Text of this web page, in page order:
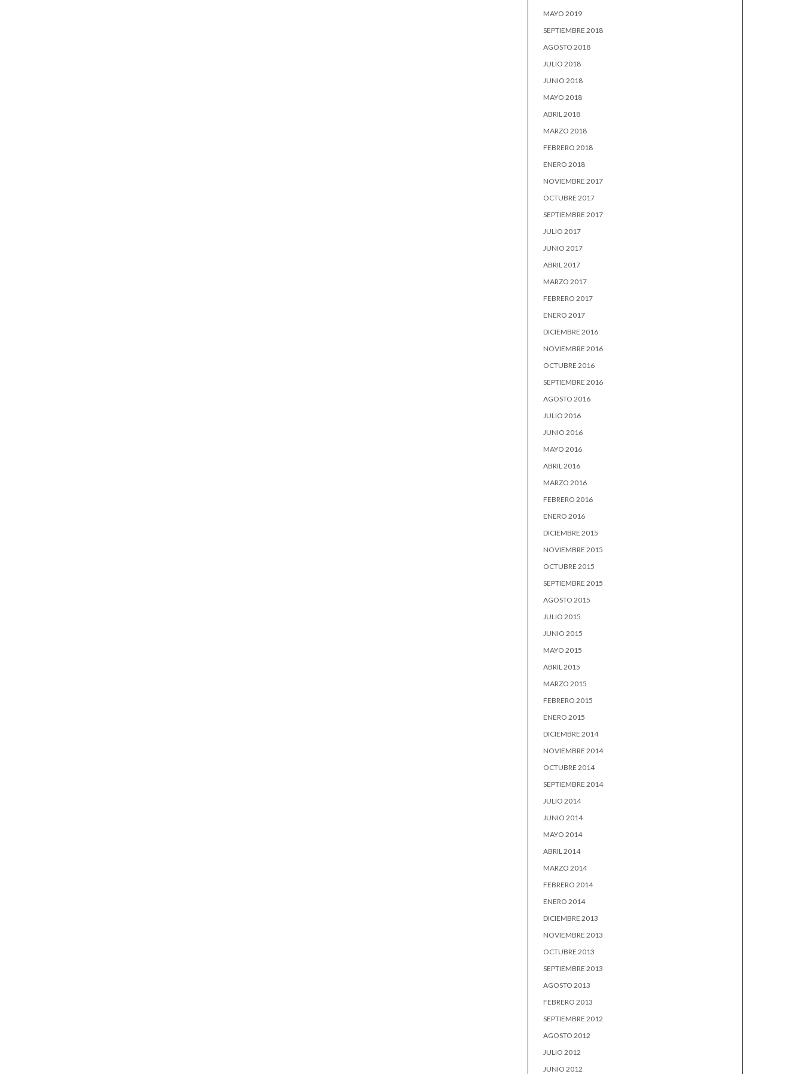
MAYO 2019
SEPTIEMBRE 2018
AGOSTO 2018
JULIO 2018
JUNIO 2018
MAYO 2018
ABRIL 2018
MARZO 2018
FEBRERO 2018
ENERO 2018
NOVIEMBRE 2017
OCTUBRE 2017
SEPTIEMBRE 2017
JULIO 2017
JUNIO 2017
ABRIL 2017
MARZO 2017
FEBRERO 2017
ENERO 2017
DICIEMBRE 2016
NOVIEMBRE 2016
OCTUBRE 2016
SEPTIEMBRE 2016
AGOSTO 2016
JULIO 2016
JUNIO 2016
MAYO 2016
ABRIL 2016
MARZO 2016
FEBRERO 2016
ENERO 2016
DICIEMBRE 2015
NOVIEMBRE 2015
OCTUBRE 2015
SEPTIEMBRE 2015
AGOSTO 2015
JULIO 2015
JUNIO 2015
MAYO 2015
ABRIL 2015
MARZO 2015
FEBRERO 2015
ENERO 2015
DICIEMBRE 2014
NOVIEMBRE 2014
OCTUBRE 2014
SEPTIEMBRE 2014
JULIO 2014
JUNIO 2014
MAYO 2014
ABRIL 2014
MARZO 2014
FEBRERO 2014
ENERO 2014
DICIEMBRE 2013
NOVIEMBRE 2013
OCTUBRE 2013
SEPTIEMBRE 2013
AGOSTO 2013
FEBRERO 2013
SEPTIEMBRE 2012
AGOSTO 2012
JULIO 2012
JUNIO 2012